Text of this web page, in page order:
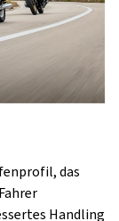
das
Handling